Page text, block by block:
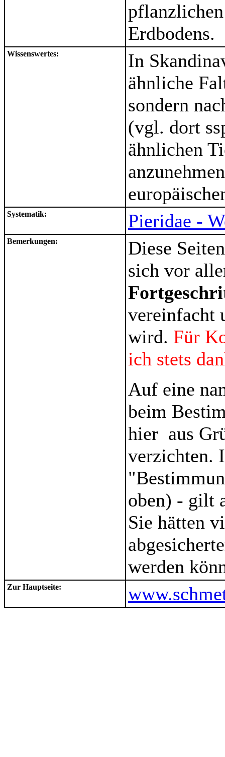
Erdbodens.
Wissenswertes:
In
ähnliche
sondern
(vgl. dort
ähnlichen
Systematik: Pieridae -
Bemerkungen:
Diese
sich vor
vereinfacht
wird. Für
ich stets
Auf eine
beim
hier aus
verzichten.
oben) - gilt
Sie hätten
werden
Zur Hauptseite: